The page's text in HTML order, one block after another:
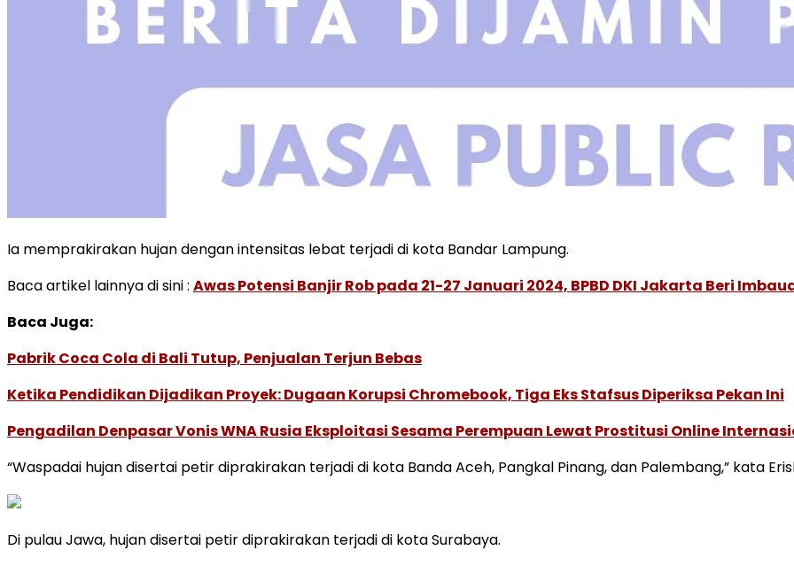
Ia memprakirakan hujan dengan intensitas lebat terjadi di kota Bandar Lampung.
Baca artikel lainnya di sini : Awas Potensi Banjir Rob pada 21-27 Januari 2024, BPBD DKI Jakarta Beri
Baca Juga:
Pabrik Coca Cola di Bali Tutup, Penjualan Terjun Bebas
Ketika Pendidikan Dijadikan Proyek: Dugaan Korupsi Chromebook, Tiga Eks Stafsus Diperiksa Pekan Ini
Pengadilan Denpasar Vonis WNA Rusia Eksploitasi Sesama Perempuan Lewat Prostitusi Online
“Waspadai hujan disertai petir diprakirakan terjadi di kota Banda Aceh, Pangkal Pinang, dan Palembang,” kata
Di pulau Jawa, hujan disertai petir diprakirakan terjadi di kota Surabaya.